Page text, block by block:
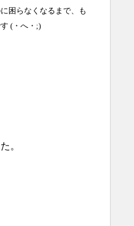
困らなくなるまで、
も
(・へ・;)
。